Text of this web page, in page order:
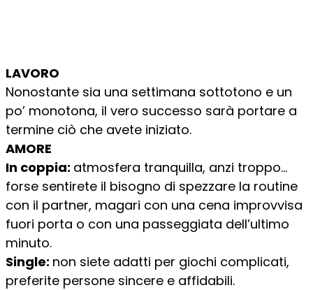
LAVORO
Nonostante sia una settimana sottotono e un
po’ monotona, il vero successo sarà portare a
termine ciò che avete iniziato.
AMORE
In coppia: atmosfera tranquilla, anzi troppo…
forse sentirete il bisogno di spezzare la routine
con il partner, magari con una cena improvvisa
fuori porta o con una passeggiata dell’ultimo
minuto.
Single: non siete adatti per giochi complicati,
preferite persone sincere e affidabili.